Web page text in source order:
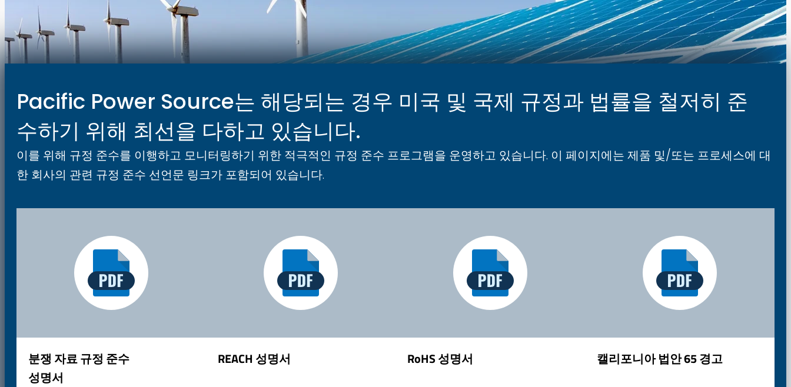
Pacific Power Source는 해당되는 경우 미국 및 국제 규정과 법률을 철저히 준
수하기 위해 최선을 다하고 있습니다.
이를 위해 규정 준수를 이행하고 모니터링하기 위한 적극적인 규정 준수 프로그램을 운영하고 있습니다. 이 페이지에는 제품 및/또는 프로세스에 대
한 회사의 관련 규정 준수 선언문 링크가 포함되어 있습니다.
분쟁 자료 규정 준수
성명서
REACH 성명서 RoHS 성명서 캘리포니아 법안 65 경고